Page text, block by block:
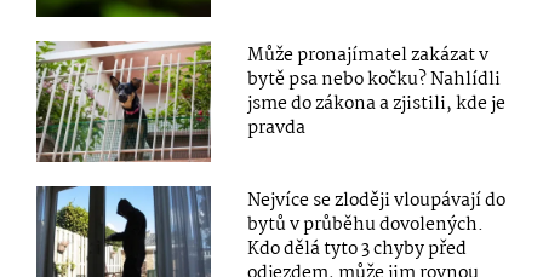
Může pronajímatel zakázat v
bytě psa nebo kočku? Nahlídli
jsme do zákona a zjistili, kde je
pravda
Nejvíce se zloději vloupávají do
bytů v průběhu dovolených.
Kdo dělá tyto 3 chyby před